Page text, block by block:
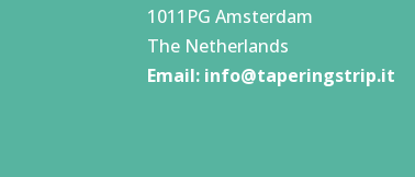
1011PG Amsterdam
The Netherlands
Email: info@taperingstrip.it